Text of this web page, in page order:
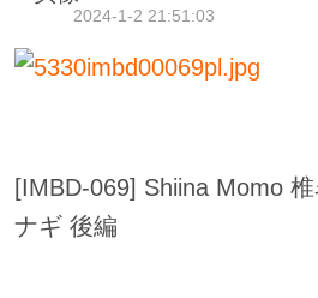
2024-1-2 21:51:03
[IMBD-069] Shiina Momo
ナギ 後編